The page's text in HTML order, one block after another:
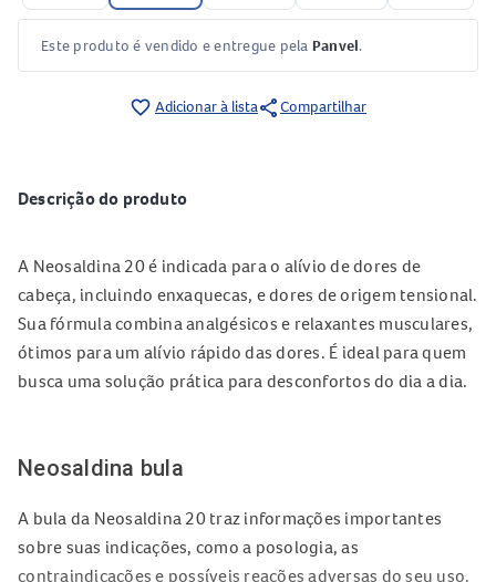
Este produto é vendido e entregue pela Panvel.
favorite_border Adicionar à listashareCompartilhar
Descrição do produto
A Neosaldina 20 é indicada para o alívio de dores de
cabeça, incluindo enxaquecas, e dores de origem tensional.
Sua fórmula combina analgésicos e relaxantes musculares,
ótimos para um alívio rápido das dores. É ideal para quem
busca uma solução prática para desconfortos do dia a dia.
Neosaldina bula
A bula da Neosaldina 20 traz informações importantes
sobre suas indicações, como a posologia, as
contraindicações e possíveis reações adversas do seu uso.